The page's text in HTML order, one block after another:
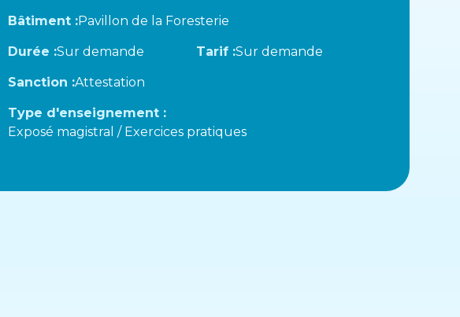
Bâtiment :Pavillon de la Foresterie
Durée :Sur demande Tarif :Sur demande
Sanction :Attestation
Type d'enseignement :
Exposé magistral / Exercices pratiques